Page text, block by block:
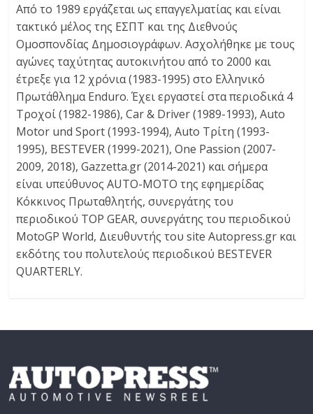
Από το 1989 εργάζεται ως επαγγελματίας και είναι
τακτικό μέλος της ΕΣΠΤ και της Διεθνούς
Ομοσπονδίας Δημοσιογράφων. Ασχολήθηκε με τους
αγώνες ταχύτητας αυτοκινήτου από το 2000 και
έτρεξε για 12 χρόνια (1983-1995) στο Ελληνικό
Πρωτάθλημα Enduro. Έχει εργαστεί στα περιοδικά 4
Τροχοί (1982-1986), Car & Driver (1989-1993), Auto
Motor und Sport (1993-1994), Auto Τρίτη (1993-
1995), BESTEVER (1999-2021), One Passion (2007-
2009, 2018), Gazzetta.gr (2014-2021) και σήμερα
είναι υπεύθυνος AUTO-MOTO της εφημερίδας
Κόκκινος Πρωταθλητής, συνεργάτης του
περιοδικού TOP GEAR, συνεργάτης του περιοδικού
MotoGP World, Διευθυντής του site Autopress.gr και
εκδότης τoυ πολυτελούς περιοδικού BESTEVER
QUARTERLY.